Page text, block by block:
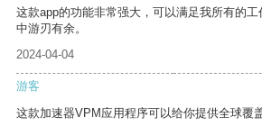
这款app的功能非常强大，可以满足我所有的
中游刃有余。
2024-04-04
游客
这款加速器VPM应用程序可以给你提供全球覆